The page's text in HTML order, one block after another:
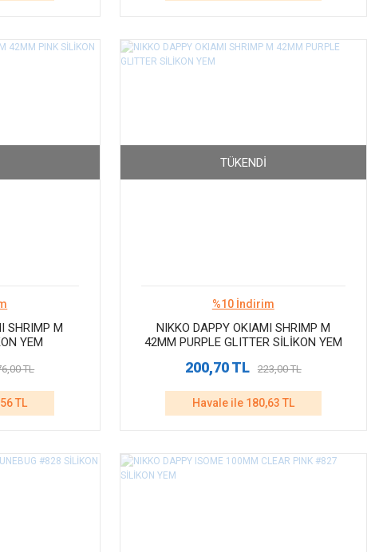
SHRIMP M
YEM
TL
TL
TÜKENDI
%10 İndirim
NIKKO DAPPY OKIAMI SHRIMP M
42MM PURPLE GLITTER SİLİKON YEM
200,70 TL 223,00 TL
Havale ile 180,63 TL